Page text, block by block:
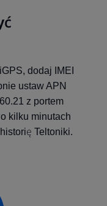
dodaj IMEI
ustaw APN
z portem
kilku minutach
Teltoniki.